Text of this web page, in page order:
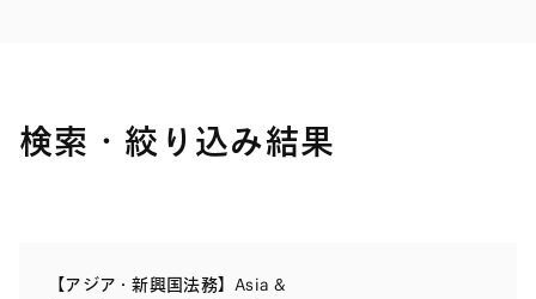
検索・絞り込み結果
【アジア・新興国法務】Asia &